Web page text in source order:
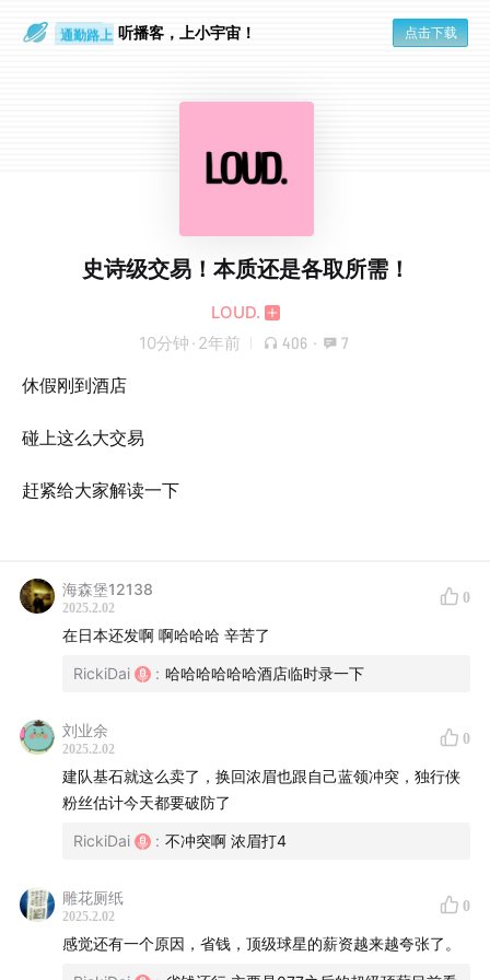
通勤路上 听播客，上小宇宙！ 点击下载
史诗级交易！本质还是各取所需！
LOUD.
10分钟 · 2年前 406 · 7
休假刚到酒店
碰上这么大交易
赶紧给大家解读一下
海森堡12138
2025.2.02
0
在日本还发啊 啊哈哈哈 辛苦了
RickiDai : 哈哈哈哈哈哈酒店临时录一下
刘业余
2025.2.02
0
建队基石就这么卖了，换回浓眉也跟自己蓝领冲突，独行侠
粉丝估计今天都要破防了
RickiDai : 不冲突啊 浓眉打4
雕花厕纸
2025.2.02
0
感觉还有一个原因，省钱，顶级球星的薪资越来越夸张了。